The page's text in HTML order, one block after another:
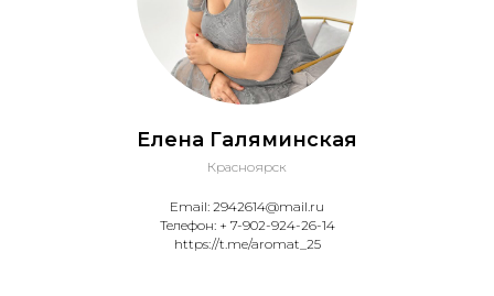
Елена Галяминская
Красноярск
Email: 2942614@mail.ru
Телефон: + 7-902-924-26-14
https://t.me/aromat_25